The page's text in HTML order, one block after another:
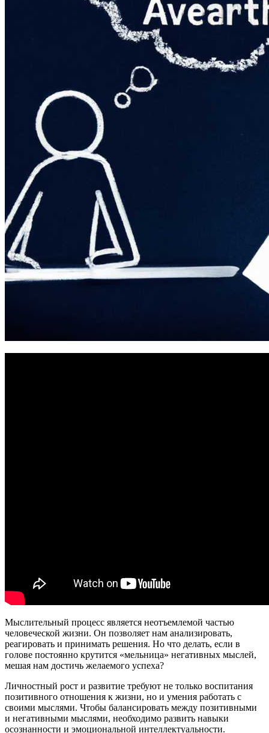
Мыслительный процесс является неотъемлемой частью
человеческой жизни. Он позволяет нам анализировать,
реагировать и принимать решения. Но что делать, если в
голове постоянно крутится «мельница» негативных мыслей,
мешая нам достичь желаемого успеха?
Личностный рост и развитие требуют не только воспитания
позитивного отношения к жизни, но и умения работать с
своими мыслями. Чтобы балансировать между позитивными
и негативными мыслями, необходимо развить навыки
осознанности и эмоциональной интеллектуальности.